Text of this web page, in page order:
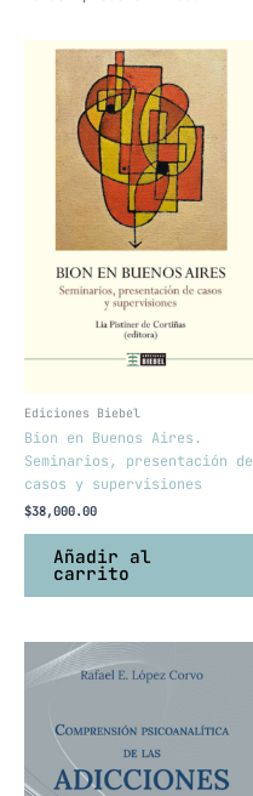
Ediciones Biebel
Bion en Buenos Aires.
Seminarios, presentación de
casos y supervisiones
$38,000.00
Añadir al
carrito